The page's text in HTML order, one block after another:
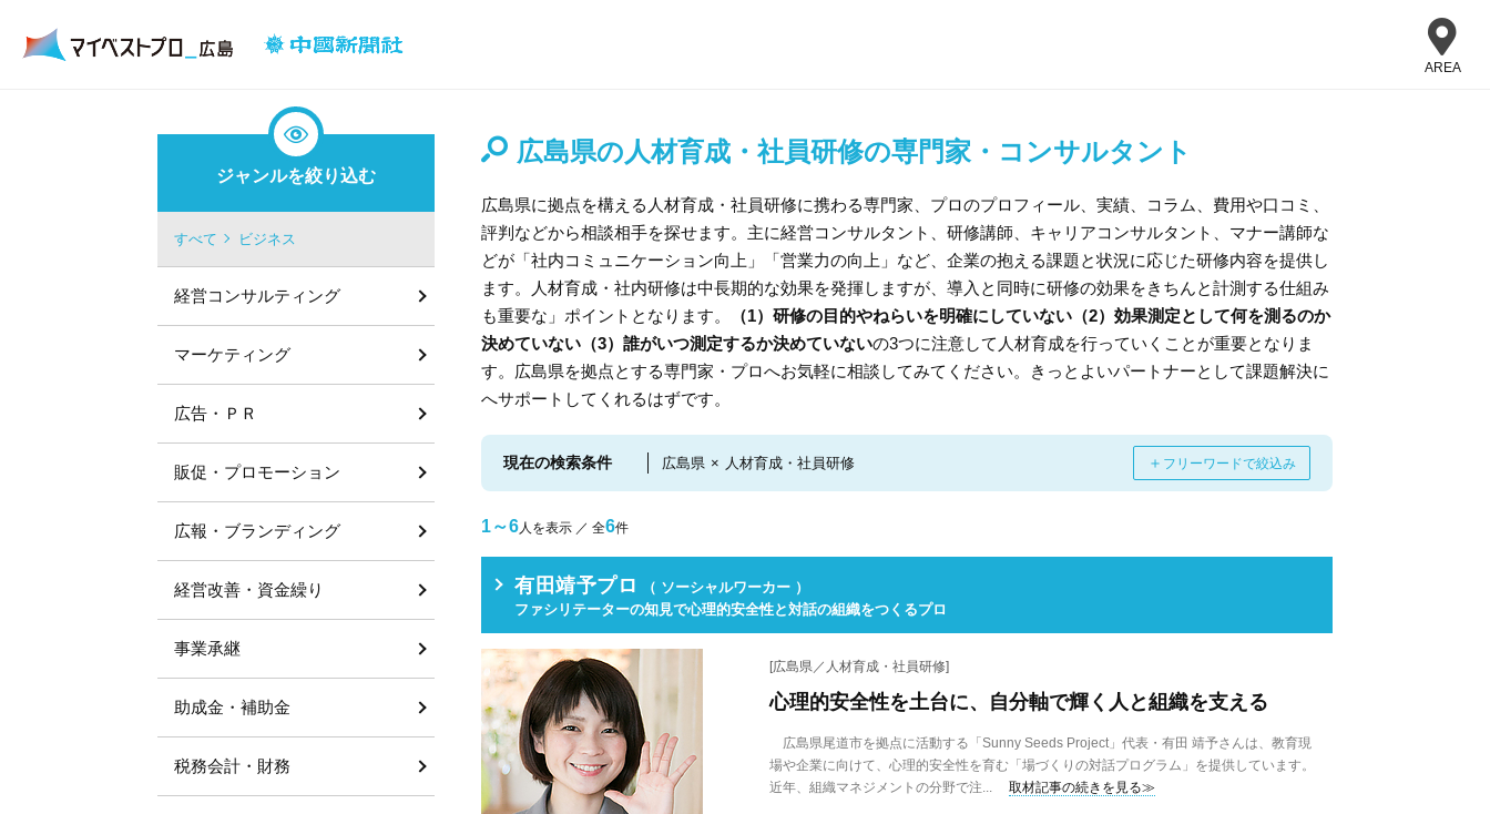
AREA
広島県の人材育成・社員研修の専門家・コンサルタント
広島県に拠点を構える人材育成・社員研修に携わる専門家、プロのプロフィール、実績、コラム、費用や口コミ、
評判などから相談相手を探せます。主に経営コンサルタント、研修講師、キャリアコンサルタント、マナー講師な
どが「社内コミュニケーション向上」「営業力の向上」など、企業の抱える課題と状況に応じた研修内容を提供し
ます。人材育成・社内研修は中長期的な効果を発揮しますが、導入と同時に研修の効果をきちんと計測する仕組み
も重要な」ポイントとなります。
（1）研修の目的やねらいを明確にしていない（2）効果測定として何を測るのか
決めていない（3）誰がいつ測定するか決めていないの3つに注意して人材育成を行っていくことが重要となりま
す。広島県を拠点とする専門家・プロへお気軽に相談してみてください。きっとよいパートナーとして課題解決に
へサポートしてくれるはずです。
現在の検索条件 広島県 × 人材育成・社員研修 ＋ フリーワードで絞込み
1～6人を表示 ／ 全6件
有田靖予プロ
（ ソーシャルワーカー ）
ファシリテーターの知見で心理的安全性と対話の組織をつくるプロ
[広島県／人材育成・社員研修]
心理的安全性を土台に、自分軸で輝く人と組織を支える
広島県尾道市を拠点に活動する「Sunny Seeds Project」代表・有田 靖予さんは、教育現
場や企業に向けて、心理的安全性を育む「場づくりの対話プログラム」を提供しています。
近年、組織マネジメントの分野で注...
取材記事の続きを見る≫
ジャンルを絞り込む
すべて ビジネス
経営コンサルティング
マーケティング
広告・ＰＲ
販促・プロモーション
広報・ブランディング
経営改善・資金繰り
事業承継
助成金・補助金
税務会計・財務